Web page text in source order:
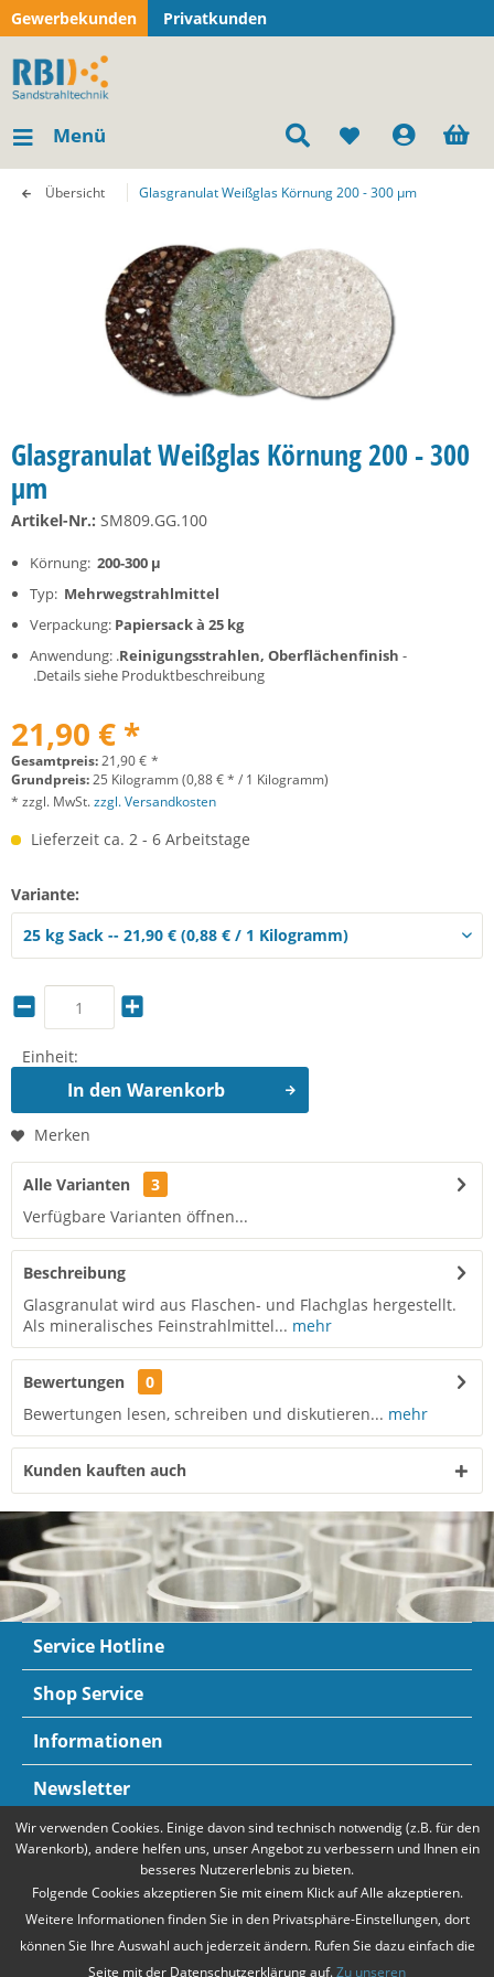
Gewerbekunden Privatkunden
Menü
Übersicht Glasgranulat Weißglas Körnung 200 - 300 µm
Glasgranulat Weißglas Körnung 200 - 300
µm
Artikel-Nr.: SM809.GG.100
Körnung: 200-300 µ
Typ: Mehrwegstrahlmittel
Verpackung: Papiersack à 25 kg
Anwendung: .Reinigungsstrahlen, Oberflächenfinish -
.Details siehe Produktbeschreibung
21,90 € *
Gesamtpreis:21,90€ *
Grundpreis:25 Kilogramm (0,88 € * / 1 Kilogramm)
* zzgl. MwSt.zzgl. Versandkosten
Lieferzeit ca. 2 - 6 Arbeitstage
Variante:
Einheit:
In den Warenkorb
Merken
Alle Varianten
3
Verfügbare Varianten öffnen...
Beschreibung
Glasgranulat wird aus Flaschen- und Flachglas hergestellt.
Als mineralisches Feinstrahlmittel... mehr
Bewertungen
0
Bewertungen lesen, schreiben und diskutieren... mehr
Kunden kauften auch
Service Hotline
Shop Service
Informationen
Newsletter
Zahlungsarten Mehr Informationen
Wir verwenden Cookies. Einige davon sind technisch notwendig (z.B. für den
Warenkorb), andere helfen uns, unser Angebot zu verbessern und Ihnen ein
besseres Nutzererlebnis zu bieten.
Folgende Cookies akzeptieren Sie mit einem Klick auf Alle akzeptieren.
Weitere Informationen finden Sie in den Privatsphäre-Einstellungen, dort
können Sie Ihre Auswahl auch jederzeit ändern. Rufen Sie dazu einfach die
Seite mit der Datenschutzerklärung auf.Zu unseren